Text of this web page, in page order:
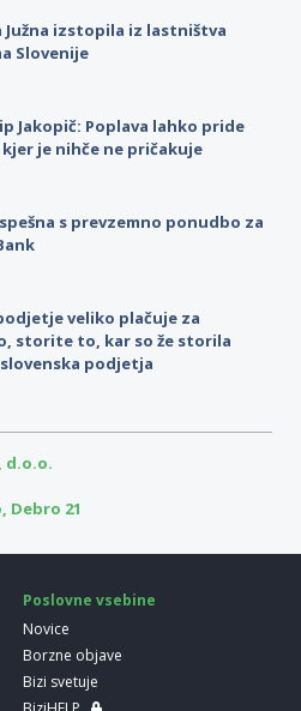
Južna izstopila iz lastništva
Slovenije
Jakopič: Poplava lahko pride
je nihče ne pričakuje
s prevzemno ponudbo za
veliko plačuje za
storite to, kar so že storila
podjetja
d.o.o.
Debro 21
Poslovne vsebine
Novice
Borzne objave
Bizi svetuje